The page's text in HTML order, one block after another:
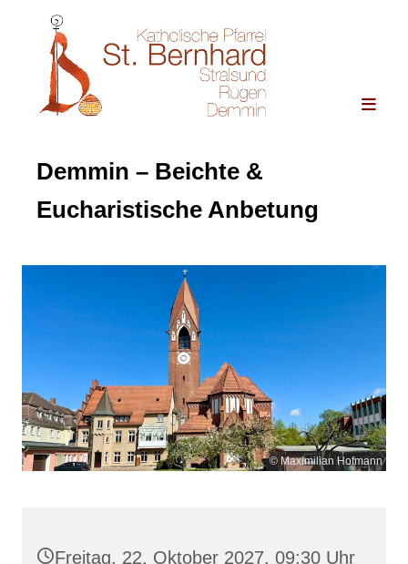
Demmin – Beichte &
Eucharistische Anbetung
© Maximilian Hofmann
Freitag, 22. Oktober 2027, 09:30 Uhr